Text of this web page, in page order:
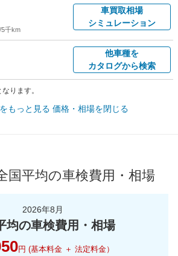
5千km
車買取相場
シミュレーション
他車種を
カタログから検索
ります。
もっと見る 価格・相場を閉じる
国平均の車検費用・相場
2026年8月
均の車検費用・相場
円 (基本料金 ＋ 法定料金）